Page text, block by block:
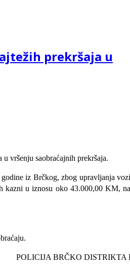
prekršaja u
vršenju saobraćajnih prekršaja.
iz Brčkog, zbog upravljanja
kazni u iznosu oko 43.000,00 KM,
POLICIJA BRČKO DISTRIKTA